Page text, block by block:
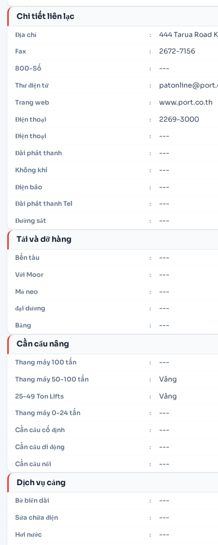
Chi tiết liên lạc
Địa chỉ : 444 Tarua Road
Fax : 2672-7156
800-Số : ---
Thư điện tử :
Trang web : www.port.co.th
Điện thoại : 2269-3000
Điện thoại : ---
Đài phát thanh : ---
Không khí : ---
Điện báo : ---
Đài phát thanh Tel : ---
Đường sắt : ---
Tải và dỡ hàng
Bến tàu : ---
Với Moor : ---
Mỏ neo : ---
đại dương : ---
Băng : ---
Cần cẩu nâng
Thang máy 100 tấn : ---
Thang máy 50-100 tấn : Vâng
25-49 Ton Lifts : Vâng
Thang máy 0-24 tấn : ---
Cần cẩu cố định : ---
Cần cẩu di động : ---
Cần cẩu nổi : ---
Dịch vụ cảng
Bờ biển dài : ---
Sửa chữa điện : ---
Hơi nước : ---